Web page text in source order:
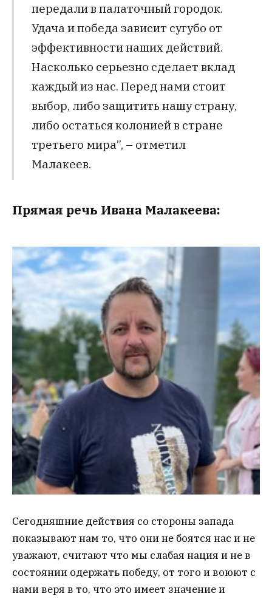
передали в палаточный городок.
Удача и победа зависит сугубо от
эффективности наших действий.
Насколько серьезно сделает вклад
каждый из нас. Перед нами стоит
выбор, либо защитить нашу страну,
либо остаться колонией в стране
третьего мира”, – отметил
Малакеев.
Прямая речь Ивана Малакеева:
Сегодняшние действия со стороны запада
показывают нам то, что они не боятся нас и не
уважают, считают что мы слабая нация и не в
состоянии одержать победу, от того и воюют с
нами веря в то, что это имеет значение и